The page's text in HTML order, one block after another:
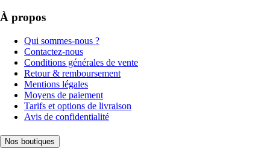
À propos
Qui sommes-nous ?
Contactez-nous
Conditions générales de vente
Retour & remboursement
Mentions légales
Moyens de paiement
Tarifs et options de livraison
Avis de confidentialité
Nos boutiques